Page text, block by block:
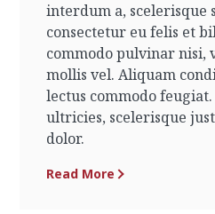
interdum a, scelerisque
consectetur eu felis et
commodo pulvinar nisi,
mollis vel. Aliquam
lectus commodo feugiat.
ultricies, scelerisque
dolor.
Read More